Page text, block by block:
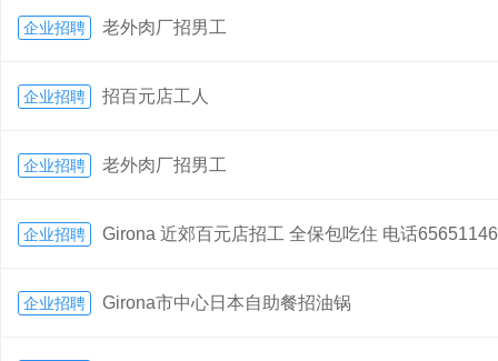
企业招聘 老外肉厂招男工
企业招聘 招百元店工人
企业招聘 老外肉厂招男工
企业招聘 Girona 近郊百元店招工 全保包吃住 电话
企业招聘 Girona市中心日本自助餐招油锅